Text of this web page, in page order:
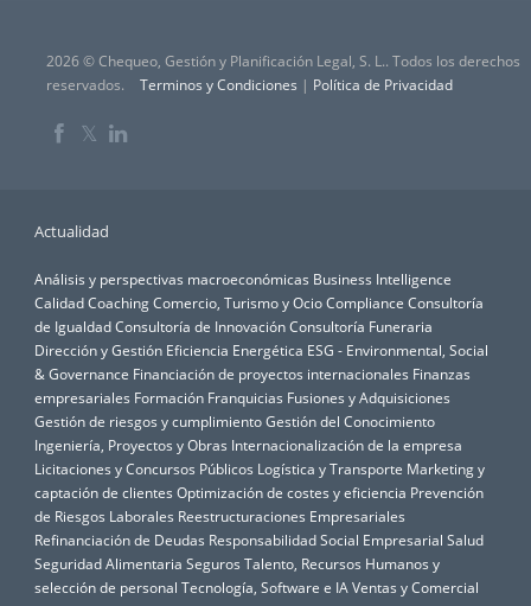
2026 © Chequeo, Gestión y Planificación Legal, S. L.. Todos los derechos
reservados.
Terminos y Condiciones | Política de Privacidad
𝕏
Actualidad
Análisis y perspectivas macroeconómicas Business Intelligence
CalidadCoachingComercio, Turismo y OcioCompliance Consultoría
de IgualdadConsultoría de InnovaciónConsultoría Funeraria
Dirección y Gestión Eficiencia Energética ESG - Environmental, Social
& Governance Financiación de proyectos internacionales Finanzas
empresariales Formación Franquicias Fusiones y Adquisiciones
Gestión de riesgos y cumplimientoGestión del Conocimiento
Ingeniería, Proyectos y Obras Internacionalización de la empresa
Licitaciones y Concursos Públicos Logística y Transporte Marketing y
captación de clientes Optimización de costes y eficiencia Prevención
de Riesgos Laborales Reestructuraciones Empresariales
Refinanciación de Deudas Responsabilidad Social Empresarial Salud
Seguridad Alimentaria Seguros Talento, Recursos Humanos y
selección de personal Tecnología, Software e IA Ventas y Comercial